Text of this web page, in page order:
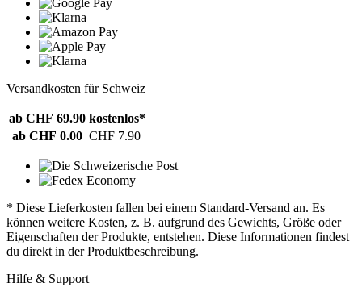
Versandkosten für Schweiz
ab CHF 69.90 kostenlos*
ab CHF 0.00 CHF 7.90
* Diese Lieferkosten fallen bei einem Standard-Versand an. Es
können weitere Kosten, z. B. aufgrund des Gewichts, Größe oder
Eigenschaften der Produkte, entstehen. Diese Informationen findest
du direkt in der Produktbeschreibung.
Hilfe & Support